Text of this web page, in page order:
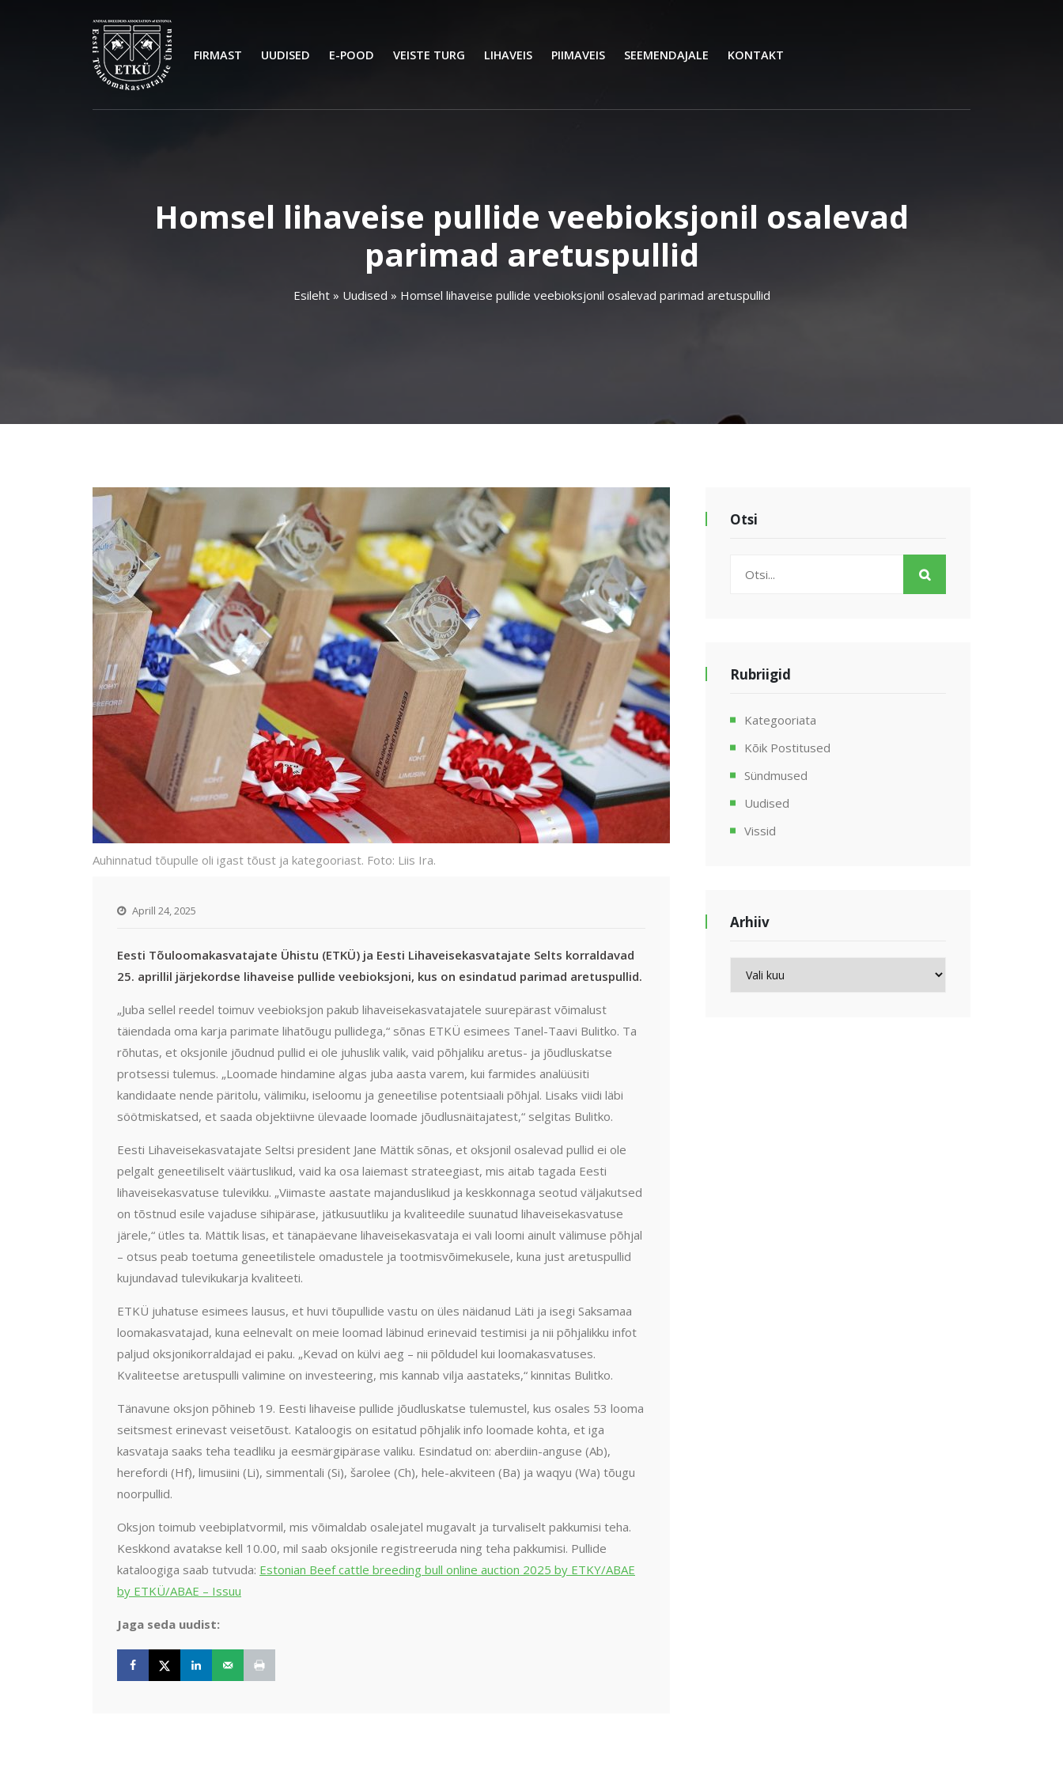
FIRMAST UUDISED E-POOD VEISTE TURG LIHAVEIS PIIMAVEIS SEEMENDAJALE KONTAKT
Homsel lihaveise pullide veebioksjonil osalevad
parimad aretuspullid
Esileht» Uudised » Homsel lihaveise pullide veebioksjonil osalevad parimad aretuspullid
Auhinnatud tõupulle oli igast tõust ja kategooriast. Foto: Liis Ira.
Aprill 24, 2025
Eesti Tõuloomakasvatajate Ühistu (ETKÜ) ja Eesti Lihaveisekasvatajate Selts korraldavad
25. aprillil järjekordse lihaveise pullide veebioksjoni, kus on esindatud parimad aretuspullid.
„Juba sellel reedel toimuv veebioksjon pakub lihaveisekasvatajatele suurepärast võimalust
täiendada oma karja parimate lihatõugu pullidega,“ sõnas ETKÜ esimees Tanel-Taavi Bulitko. Ta
rõhutas, et oksjonile jõudnud pullid ei ole juhuslik valik, vaid põhjaliku aretus- ja jõudluskatse
protsessi tulemus. „Loomade hindamine algas juba aasta varem, kui farmides analüüsiti
kandidaate nende päritolu, välimiku, iseloomu ja geneetilise potentsiaali põhjal. Lisaks viidi läbi
söötmiskatsed, et saada objektiivne ülevaade loomade jõudlusnäitajatest,“ selgitas Bulitko.
Eesti Lihaveisekasvatajate Seltsi president Jane Mättik sõnas, et oksjonil osalevad pullid ei ole
pelgalt geneetiliselt väärtuslikud, vaid ka osa laiemast strateegiast, mis aitab tagada Eesti
lihaveisekasvatuse tulevikku. „Viimaste aastate majanduslikud ja keskkonnaga seotud väljakutsed
on tõstnud esile vajaduse sihipärase, jätkusuutliku ja kvaliteedile suunatud lihaveisekasvatuse
järele,“ ütles ta. Mättik lisas, et tänapäevane lihaveisekasvataja ei vali loomi ainult välimuse põhjal
– otsus peab toetuma geneetilistele omadustele ja tootmisvõimekusele, kuna just aretuspullid
kujundavad tulevikukarja kvaliteeti.
ETKÜ juhatuse esimees lausus, et huvi tõupullide vastu on üles näidanud Läti ja isegi Saksamaa
loomakasvatajad, kuna eelnevalt on meie loomad läbinud erinevaid testimisi ja nii põhjalikku infot
paljud oksjonikorraldajad ei paku. „Kevad on külvi aeg – nii põldudel kui loomakasvatuses.
Kvaliteetse aretuspulli valimine on investeering, mis kannab vilja aastateks,“ kinnitas Bulitko.
Tänavune oksjon põhineb 19. Eesti lihaveise pullide jõudluskatse tulemustel, kus osales 53 looma
seitsmest erinevast veisetõust. Kataloogis on esitatud põhjalik info loomade kohta, et iga
kasvataja saaks teha teadliku ja eesmärgipärase valiku. Esindatud on: aberdiin-anguse (Ab),
herefordi (Hf), limusiini (Li), simmentali (Si), šarolee (Ch), hele-akviteen (Ba) ja waqyu (Wa) tõugu
noorpullid.
Oksjon toimub veebiplatvormil, mis võimaldab osalejatel mugavalt ja turvaliselt pakkumisi teha.
Keskkond avatakse kell 10.00, mil saab oksjonile registreeruda ning teha pakkumisi. Pullide
kataloogiga saab tutvuda: Estonian Beef cattle breeding bull online auction 2025 by ETKY/ABAE
by ETKÜ/ABAE – Issuu
Jaga seda uudist:
Otsi
Rubriigid
Kategooriata
Kõik Postitused
Sündmused
Uudised
Vissid
Arhiiv